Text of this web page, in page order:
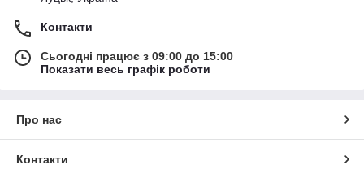
Контакти
Сьогодні працює з 09:00 до 15:00
Показати весь графік роботи
Про нас
Контакти